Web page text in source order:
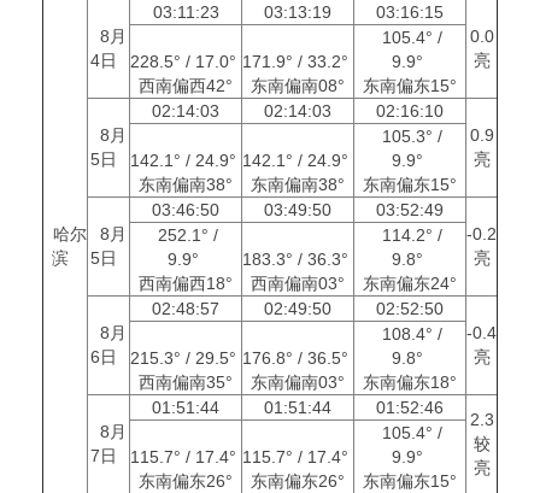
哈尔
滨
8月
4日
03:11:23 03:13:19
03:16:15
0.0
亮
228.5° / 17.0°
西南偏西42°
171.9° / 33.2°
东南偏南08°
105.4° /
9.9°
东南偏东15°
8月
5日
02:14:03 02:14:03
02:16:10
0.9
亮
142.1° / 24.9°
东南偏南38°
142.1° / 24.9°
东南偏南38°
105.3° /
9.9°
东南偏东15°
8月
5日
03:46:50 03:49:50
03:52:49
-0.2
亮
252.1° /
9.9°
西南偏西18°
183.3° / 36.3°
西南偏南03°
114.2° /
9.8°
东南偏东24°
8月
6日
02:48:57 02:49:50
02:52:50
-0.4
亮
215.3° / 29.5°
西南偏南35°
176.8° / 36.5°
东南偏南03°
108.4° /
9.8°
东南偏东18°
8月
7日
01:51:44 01:51:44 01:52:46
2.3
较
亮
115.7° / 17.4°
东南偏东26°
115.7° / 17.4°
东南偏东26°
105.4° /
9.9°
东南偏东15°